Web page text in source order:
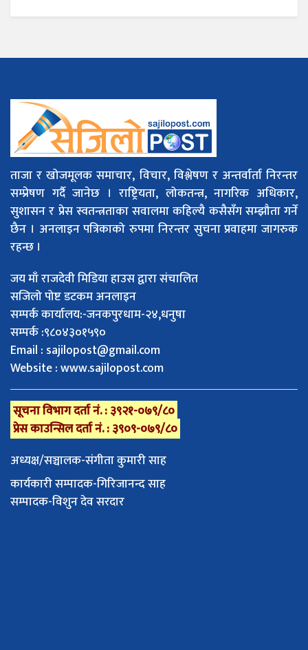
ताजा र खोजमूलक समाचार, विचार, विश्लेषण र अन्तर्वार्ता निरन्तर
सम्प्रेषण गर्दै जानेछ । राष्ट्रियता, लोकतन्त्र, नागरिक अधिकार,
सुशासन र प्रेस स्वतन्त्रताका सवालमा कहिल्यै कसैसँग सम्झौता गर्ने
छैन । अनलाइन पत्रिकाको रुपमा निरन्तर सुचना प्रवाहमा जागरुक
रहन्छ ।
जय माँ राजदेवी मिडिया हाउस द्वारा संचालित
सजिलो पोष्ट डटकम अनलाइन
सम्पर्क कार्यालय:-जनकपुरधाम-२४,धनुषा
सम्पर्क :९८०४३०१५९०
Email : sajilopost@gmail.com
Website : www.sajilopost.com
सूचना विभाग दर्ता नं. : ३९२१-०७९/८०
प्रेस काउन्सिल दर्ता नं. : ३९०९-०७९/८०
अध्यक्ष/सञ्चालक-संगीता कुमारी साह
कार्यकारी सम्पादक-गिरिजानन्द साह
सम्पादक-विशुन देव सरदार